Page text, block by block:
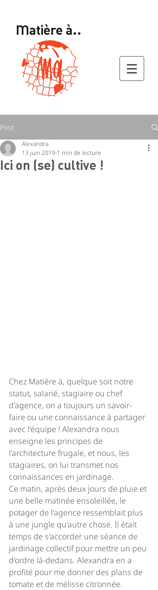
Matière à..
Post
Ici on (se) cultive !
Alexandra
13 juin 2019 1 min de lecture
Chez Matière à, quelque soit notre
statut, salarié, stagiaire ou chef
d'agence, on a toujours un savoir-
faire ou une connaissance à partager
avec l'équipe ! Alexandra nous
enseigne les principes de
l'architecture frugale, et nous, les
stagiaires, on lui transmet nos
connaissances en jardinage.
Ce matin, après deux jours de pluie et
une belle matinée ensoleillée, le
potager de l'agence ressemblait plus
à une jungle qu'autre chose. Il était
temps de s'accorder une séance de
jardinage collectif pour mettre un peu
d'ordre là-dedans. Alexandra en a
profité pour me donner des plans de
tomate et de mélisse citronnée.